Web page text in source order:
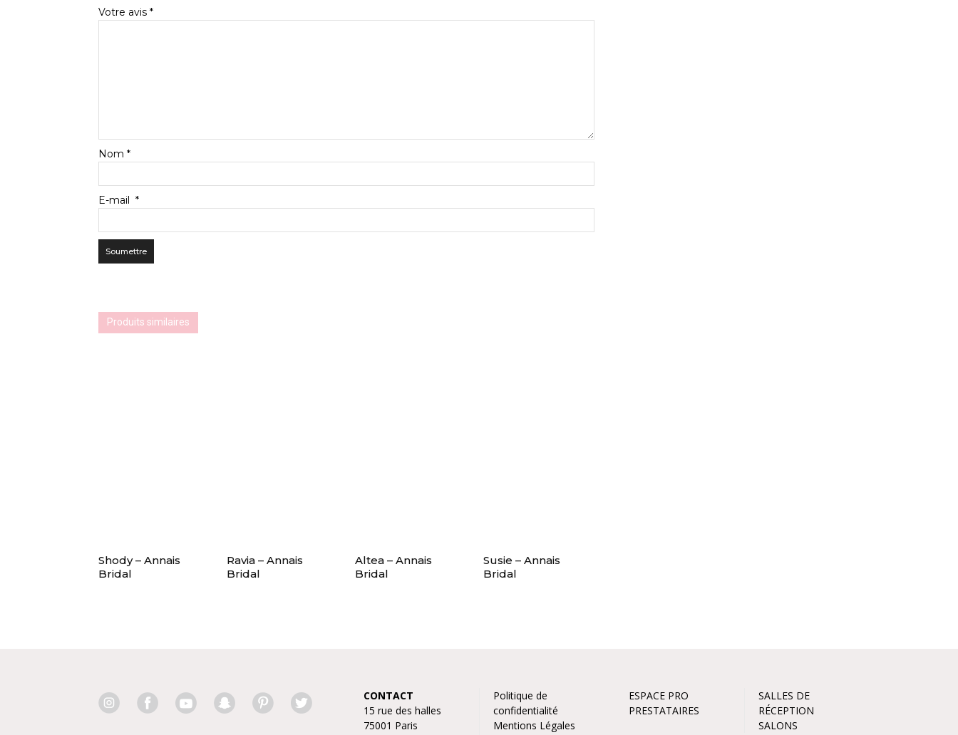
Votre avis *
Nom *
E-mail *
Produits similaires
Shody – Annais
Bridal
Ravia – Annais
Bridal
Altea – Annais
Bridal
Susie – Annais
Bridal
CONTACT
15 rue des halles
75001 Paris
Politique de
confidentialité
Mentions Légales
ESPACE PRO
PRESTATAIRES
SALLES DE
RÉCEPTION
SALONS